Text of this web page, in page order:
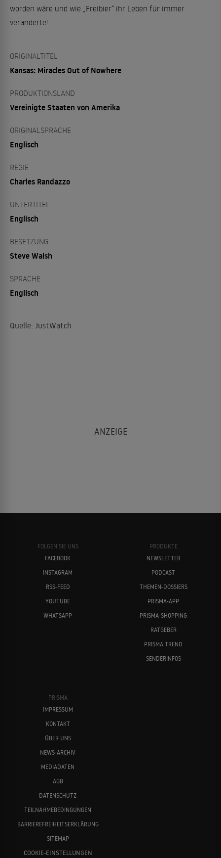
worden wäre und wie „Freibier“ ihr Leben für immer
veränderte!
ORIGINALTITEL
Kansas: Miracles Out of Nowhere
PRODUKTIONSLAND
Vereinigte Staaten von Amerika
ORIGINALSPRACHE
Englisch
REGIE
Charles Randazzo
UNTERTITEL
Englisch
BESETZUNG
Steve Walsh
SPRACHE
Englisch
Quelle: JustWatch
FOLGEN SIE UNS
FACEBOOK
INSTAGRAM
RSS-FEED
YOUTUBE
WHATSAPP
PRODUKTE
NEWSLETTER
PODCAST
THEMEN-DOSSIERS
PRISMA-APP
PRISMA-SHOPPING
RATGEBER
PRISMA TREND
SENDERINFOS
PRISMA
IMPRESSUM
KONTAKT
ÜBER UNS
NEWS-ARCHIV
MEDIADATEN
AGB
DATENSCHUTZ
TEILNAHMEBEDINGUNGEN
BARRIEREFREIHEITSERKLÄRUNG
SITEMAP
COOKIE-EINSTELLUNGEN